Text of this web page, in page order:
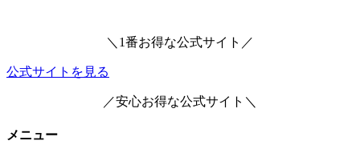
＼1番お得な公式サイト／
公式サイトを見る
／安心お得な公式サイト＼
メニュー